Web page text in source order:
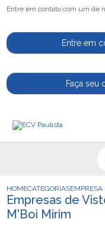
Entre em contato com um de
Entre em
Faça seu
HOMECATEGORIASEMPRESA
Empresas de
M'Boi Mirim